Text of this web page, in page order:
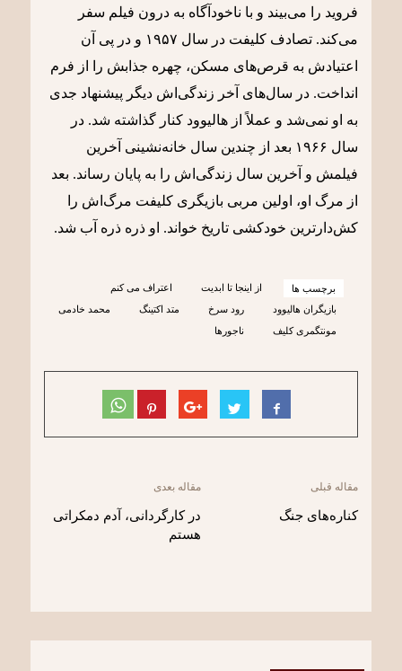
فروید را می‌بیند و با ناخودآگاه به درون فیلم سفر
می‌کند. تصادف کلیفت در سال ۱۹۵۷ و در پی آن
اعتیادش به قرص‌های مسکن، چهره‌ جذابش را از فرم
انداخت. در سال‌های آخر زندگی‌اش دیگر پیشنهاد جدی
به او نمی‌شد و عملاً از هالیوود کنار گذاشته شد. در
سال ۱۹۶۶ بعد از چندین سال خانه‌نشینی آخرین
فیلمش و آخرین سال زندگی‌اش را به پایان رساند. بعد
از مرگ‌ او، اولین مربی بازیگری کلیفت مرگ‌اش را
کش‌دارترین خودکشی تاریخ خواند. او ذره ذره آب شد.
برچسب ها از اینجا تا ابدیت
اعتراف می کنم
بازیگران هالیوود
رود سرخ متد اکتینگ
محمد خادمی
مونتگمری کلیف
ناجورها
مقاله قبلی
کناره‌های جنگ
مقاله بعدی
در کارگردانی، آدم دمکراتی
هستم